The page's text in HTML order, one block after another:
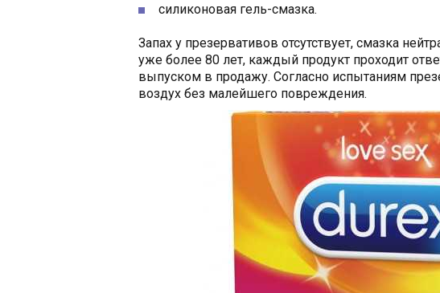
силиконовая гель-смазка.
Запах у презервативов отсутствует, смазка
уже более 80 лет, каждый продукт проходит
выпуском в продажу. Согласно испытаниям
воздух без малейшего повреждения.